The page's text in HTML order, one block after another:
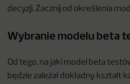
decyzji. Zacznij od określenia
Wybranie modelu beta
Od tego, na jaki model beta
będzie zależał dokładny kształt